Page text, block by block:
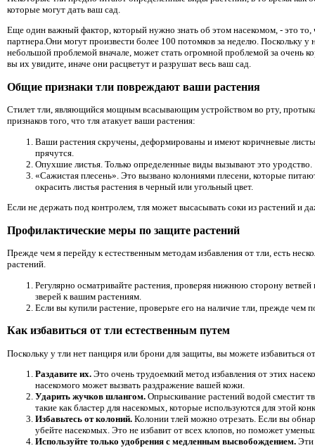
которые могут дать ваш сад.
Еще один важный фактор, который нужно знать об этом насекомом, - это
партнера.Они могут произвести более 100 потомков за неделю. Поскольку
небольшой проблемой вначале, может стать огромной проблемой за очень
вы их увидите, иначе они расцветут и разрушат весь ваш сад.
Общие признаки тли повреждают ваши растения
Стилет тли, являющийся мощным всасывающим устройством во рту,
признаков того, что тля атакует ваши растения:
Ваши растения скручены, деформированы и имеют коричневые
прячутся.
Опухшие листья. Только определенные виды вызывают это уродство.
«Сажистая плесень». Это вызвано колониями плесени, которые
окрасить листья растения в черный или угольный цвет.
Если не держать под контролем, тля может высасывать соки из растений и
Профилактические меры по защите растений
Прежде чем я перейду к естественным методам избавления от тли, есть
растений.
Регулярно осматривайте растения, проверяя нижнюю сторону
зверей к вашим растениям.
Если вы купили растение, проверьте его на наличие тли, прежде чем
Как избавиться от тли естественным путем
Поскольку у тли нет панциря или брони для защиты, вы можете избавиться
Раздавите их. Это очень трудоемкий метод избавления от этих
насекомого может вызвать раздражение вашей кожи.
Ударить жучков шлангом. Опрыскивание растений водой сместит
такие как бластер для насекомых, которые используются для этой
Избавьтесь от колоний. Колонии тлей можно отрезать. Если вы
убейте насекомых. Это не избавит от всех клопов, но поможет
Используйте только удобрения с медленным высвобождением. Эти